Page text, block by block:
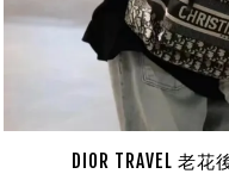
DIOR TRAVEL 老花